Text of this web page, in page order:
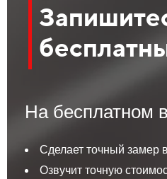
На бесплатном
Сделает точный замер
Озвучит точную